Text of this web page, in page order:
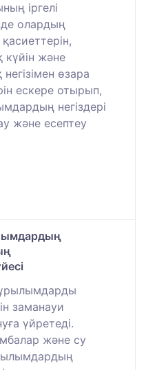
іргелі
олардың
күйін және
өзара
ескере отырып,
негіздері
және есептеу
заманауи
үйретеді.
және су